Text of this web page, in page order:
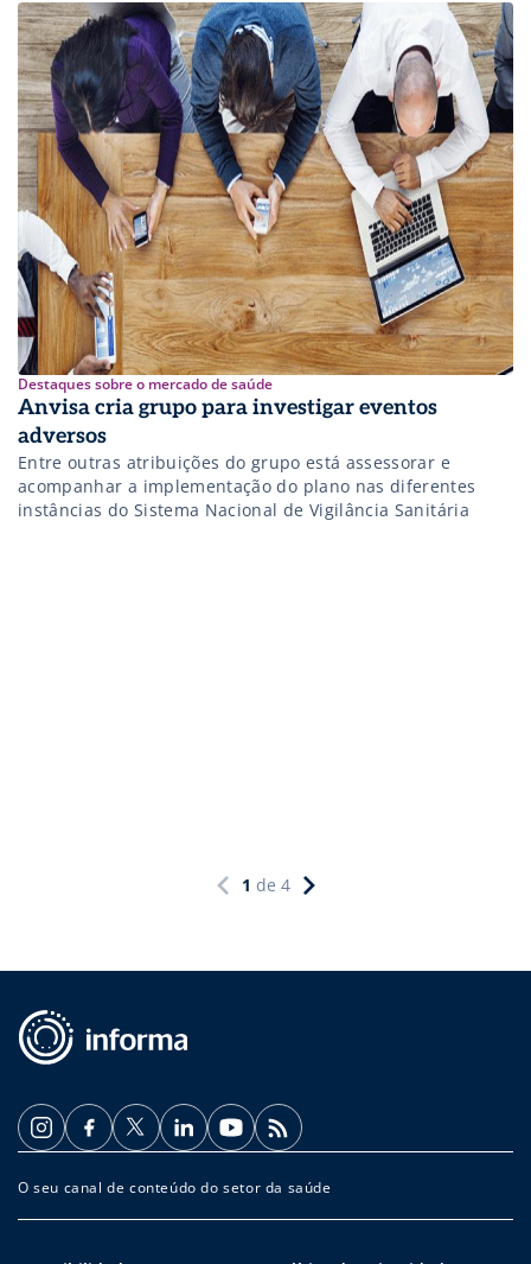
Destaques sobre o mercado de saúde
Anvisa cria grupo para investigar eventos
adversos
Entre outras atribuições do grupo está assessorar e
acompanhar a implementação do plano nas diferentes
instâncias do Sistema Nacional de Vigilância Sanitária
1 de 4
O seu canal de conteúdo do setor da saúde